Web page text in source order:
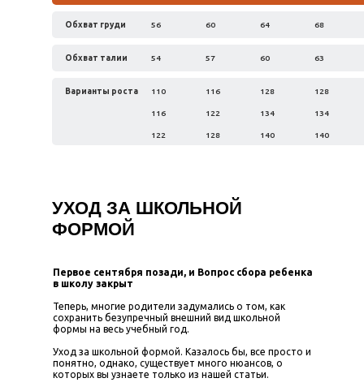
Варианты роста
Обхват талии
Обхват груди
122 128 140 140
134
134
122
116
128
128
116
110
63
60
57
54
68
64
60
56
УХОД ЗА ШКОЛЬНОЙ
ФОРМОЙ
Первое сентября позади, и Вопрос сбора ребенка
в школу закрыт
Теперь, многие родители задумались о том, как
сохранить безупречный внешний вид школьной
формы на весь учебный год.
Уход за школьной формой. Казалось бы, все просто и
понятно, однако, существует много нюансов, о
которых вы узнаете только из нашей статьи.